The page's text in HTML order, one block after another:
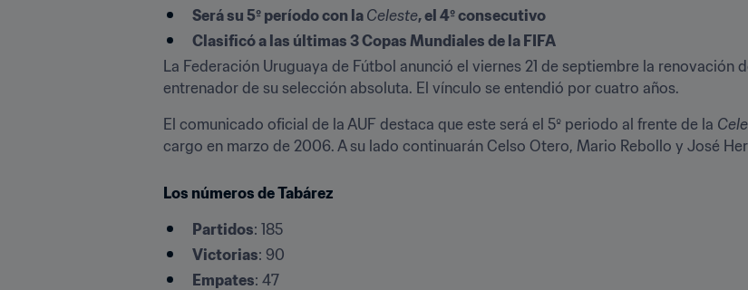
Será su 5º período con la Celeste, el 4º consecutivo
Clasificó a las últimas 3 Copas Mundiales de la FIFA
La Federación Uruguaya de Fútbol anunció el viernes 21 de septiembre la renovación
entrenador de su selección absoluta. El vínculo se entendió por cuatro años.
El comunicado oficial de la AUF destaca que este será el 5º periodo al frente de la
cargo en marzo de 2006. A su lado continuarán Celso Otero, Mario Rebollo y José
Los números de Tabárez
Partidos: 185
Victorias: 90
Empates: 47